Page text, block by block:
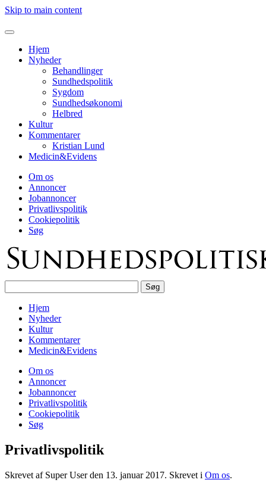
Skip to main content
Hjem
Nyheder
Behandlinger
Sundhedspolitik
Sygdom
Sundhedsøkonomi
Helbred
Kultur
Kommentarer
Kristian Lund
Medicin&Evidens
Om os
Annoncer
Jobannoncer
Privatlivspolitik
Cookiepolitik
Søg
Hjem
Nyheder
Kultur
Kommentarer
Medicin&Evidens
Om os
Annoncer
Jobannoncer
Privatlivspolitik
Cookiepolitik
Søg
Privatlivspolitik
Skrevet af Super User den 13. januar 2017. Skrevet i Om os.